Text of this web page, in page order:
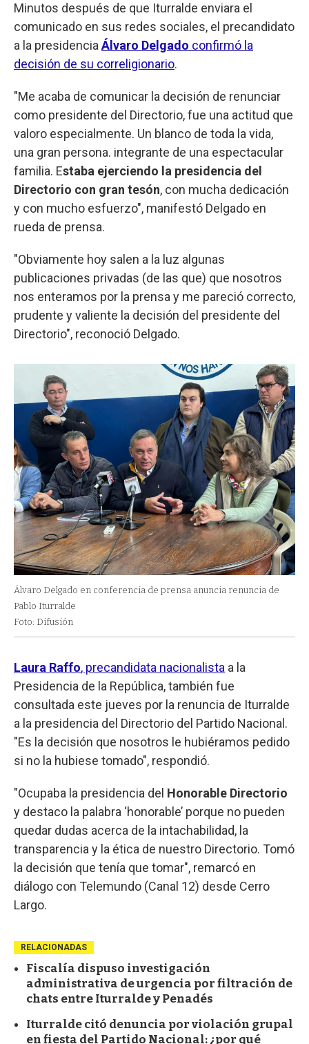
Minutos después de que Iturralde enviara el
comunicado en sus redes sociales, el precandidato
a la presidencia Álvaro Delgado confirmó la
decisión de su correligionario.
"Me acaba de comunicar la decisión de renunciar
como presidente del Directorio, fue una actitud que
valoro especialmente. Un blanco de toda la vida,
una gran persona. integrante de una espectacular
familia. Estaba ejerciendo la presidencia del
Directorio con gran tesón, con mucha dedicación
y con mucho esfuerzo", manifestó Delgado en
rueda de prensa.
"Obviamente hoy salen a la luz algunas
publicaciones privadas (de las que) que nosotros
nos enteramos por la prensa y me pareció correcto,
prudente y valiente la decisión del presidente del
Directorio", reconoció Delgado.
Álvaro Delgado en conferencia de prensa anuncia renuncia de
Pablo Iturralde
Foto: Difusión
Laura Raffo, precandidata nacionalista a la
Presidencia de la República, también fue
consultada este jueves por la renuncia de Iturralde
a la presidencia del Directorio del Partido Nacional.
"Es la decisión que nosotros le hubiéramos pedido
si no la hubiese tomado", respondió.
"Ocupaba la presidencia del Honorable Directorio
y destaco la palabra ‘honorable’ porque no pueden
quedar dudas acerca de la intachabilidad, la
transparencia y la ética de nuestro Directorio. Tomó
la decisión que tenía que tomar", remarcó en
diálogo con Telemundo (Canal 12) desde Cerro
Largo.
RELACIONADAS
Fiscalía dispuso investigación
administrativa de urgencia por filtración de
chats entre Iturralde y Penadés
Iturralde citó denuncia por violación grupal
en fiesta del Partido Nacional: ¿por qué